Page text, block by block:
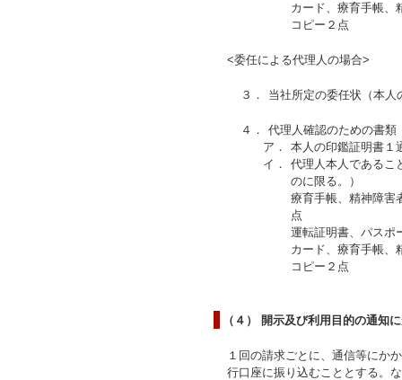
カード、療育手帳、
コピー２点
<委任による代理人の場合>
３． 当社所定の委任状（本
４．
代理人確認のための書類
ア．
本人の印鑑証明書１
イ．
代理人本人であるこ
のに限る。）
療育手帳、精神障害
点
運転証明書、パスポ
カード、療育手帳、
コピー２点
（４） 開示及び利用目的の通知
１回の請求ごとに、通信等にか
行口座に振り込むこととする。